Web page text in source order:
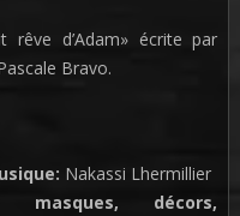
rêve d’Adam» écrite par
Bravo.
Nakassi Lhermillier
masques, décors,